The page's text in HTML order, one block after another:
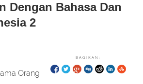
Dengan Bahasa Dan
2
BAGIKAN:
Orang